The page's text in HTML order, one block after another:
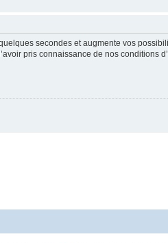
secondes et augmente vos
pris connaissance de nos conditions